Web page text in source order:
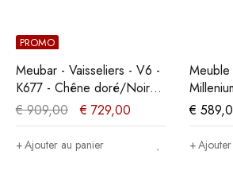
PROMO
Meubar - Vaisseliers - V6 -
K677 - Chêne doré/Noir
mat - 131x167x50cm
€909,00 € 729,00
Ajouter au panier
€